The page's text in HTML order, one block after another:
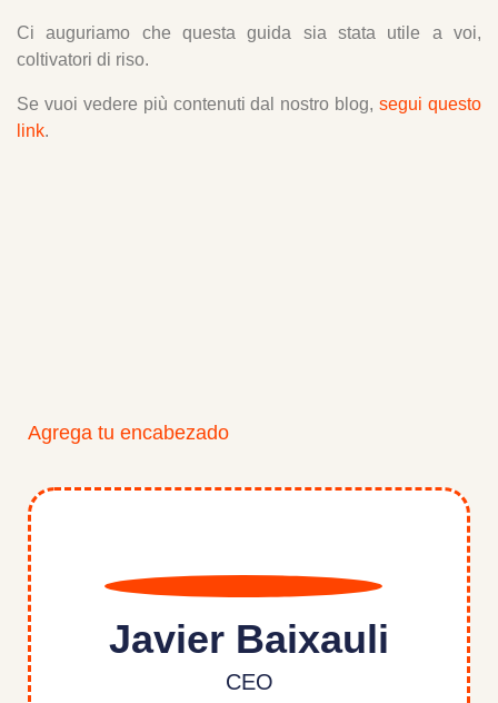
Ci auguriamo che questa guida sia stata utile a voi,
coltivatori di riso.
Se vuoi vedere più contenuti dal nostro blog,segui questo
link.
Agrega tu encabezado
Javier Baixauli
CEO